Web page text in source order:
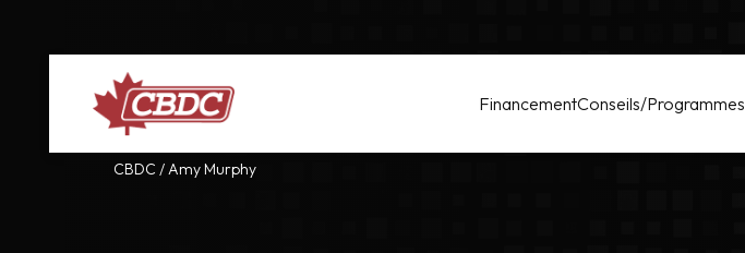
FinancementConseils/Programmes
CBDC /Amy Murphy